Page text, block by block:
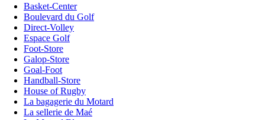
Basket-Center
Boulevard du Golf
Direct-Volley
Espace Golf
Foot-Store
Galop-Store
Goal-Foot
Handball-Store
House of Rugby
La bagagerie du Motard
La sellerie de Maé